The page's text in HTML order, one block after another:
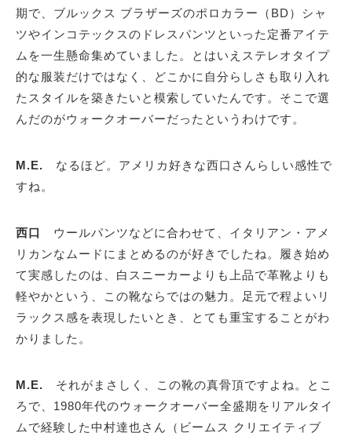
期で、ブルックス ブラザーズのポロカラー（BD）シャ
ツやインコテックスのドレスパンツといった定番アイテ
ムを一生懸命集めていました。とはいえステレオタイプ
的な服装だけではなく、どこかに自分らしさも取り入れ
たスタイルを築きたいと模索していたんです。そこで選
んだのがウォークオーバーだったというわけです。
M.E. なるほど。アメリカ好きな西口さんらしい感性で
すね。
西口 ウールパンツなどに合わせて、イタリアン・アメ
リカンなムードにまとめるのが好きでしたね。履き始め
て実感したのは、白スニーカーよりも上品で革靴よりも
軽やかという、この靴ならではの魅力。足元で程よいリ
ラックス感を表現したいとき、とても重宝することがわ
かりました。
M.E. それがまさしく、この靴の真骨頂ですよね。とこ
ろで、1980年代のウォークオーバー全盛期をリアルタイ
ムで経験した中村達也さん（ビームス クリエイティブ